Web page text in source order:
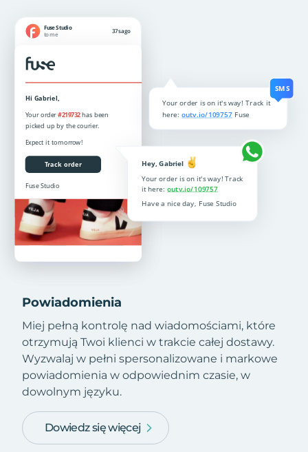
Powiadomienia
Miej pełną kontrolę nad wiadomościami, które
otrzymują Twoi klienci w trakcie całej dostawy.
Wyzwalaj w pełni spersonalizowane i markowe
powiadomienia w odpowiednim czasie, w
dowolnym języku.
Dowiedz się więcej